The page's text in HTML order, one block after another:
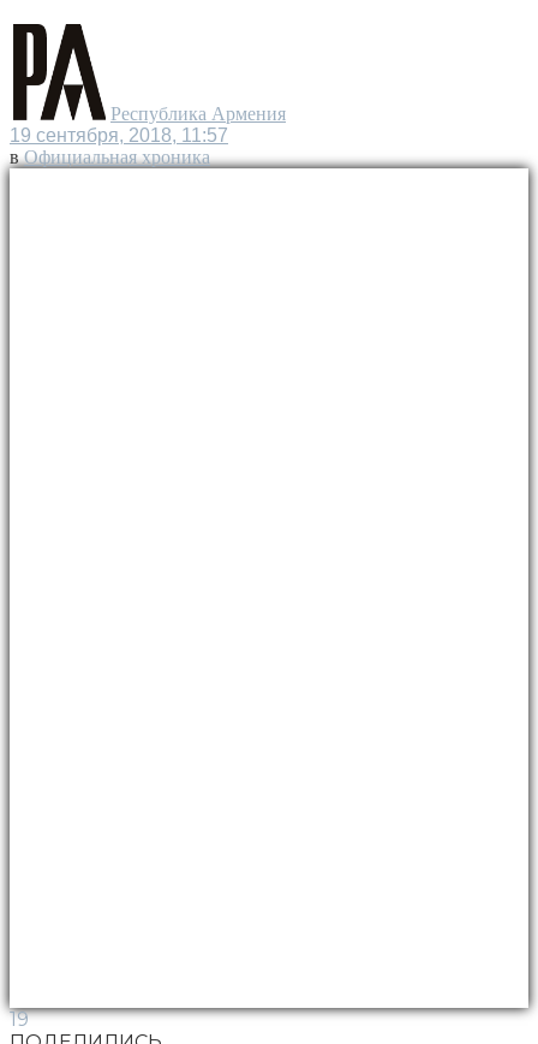
Республика Армения
19 сентября, 2018, 11:57
в Официальная хроника
19